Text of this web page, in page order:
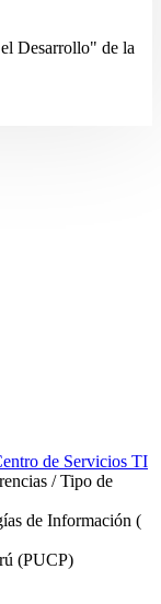
Desarrollo" de la
de Servicios TI
/ Tipo de
de Información (
(PUCP)